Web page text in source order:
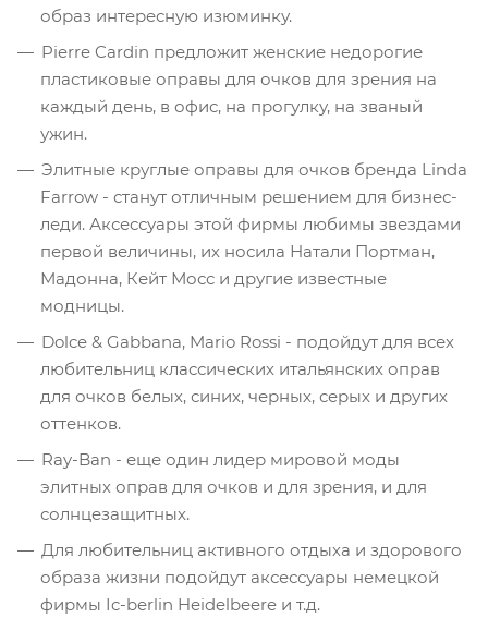
образ интересную изюминку.
Pierre Cardin предложит женские недорогие
пластиковые оправы для очков для зрения на
каждый день, в офис, на прогулку, на званый
ужин.
Элитные круглые оправы для очков бренда Linda
Farrow - станут отличным решением для бизнес-
леди. Аксессуары этой фирмы любимы звездами
первой величины, их носила Натали Портман,
Мадонна, Кейт Мосс и другие известные
модницы.
Dolce & Gabbana, Mario Rossi - подойдут для всех
любительниц классических итальянских оправ
для очков белых, синих, черных, серых и других
оттенков.
Ray-Ban - еще один лидер мировой моды
элитных оправ для очков и для зрения, и для
солнцезащитных.
Для любительниц активного отдыха и здорового
образа жизни подойдут аксессуары немецкой
фирмы Ic-berlin Heidelbeere и т.д.